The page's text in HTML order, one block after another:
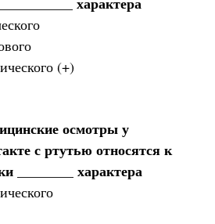
(+)
осмотры у
с ртутью относятся к
________ характера